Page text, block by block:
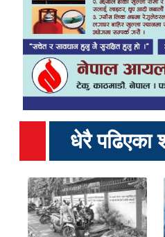
धेरै पढिएका